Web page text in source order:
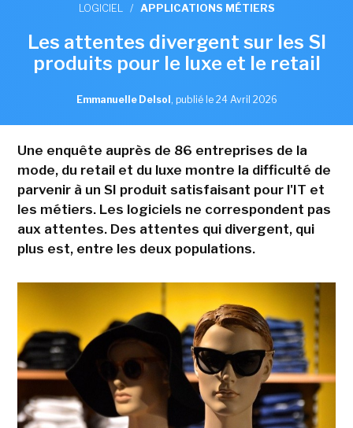
LOGICIEL / APPLICATIONS MÉTIERS
Les attentes divergent sur les SI
produits pour le luxe et le retail
Emmanuelle Delsol, publié le 24 Avril 2026
Une enquête auprès de 86 entreprises de la
mode, du retail et du luxe montre la difficulté de
parvenir à un SI produit satisfaisant pour l'IT et
les métiers. Les logiciels ne correspondent pas
aux attentes. Des attentes qui divergent, qui
plus est, entre les deux populations.